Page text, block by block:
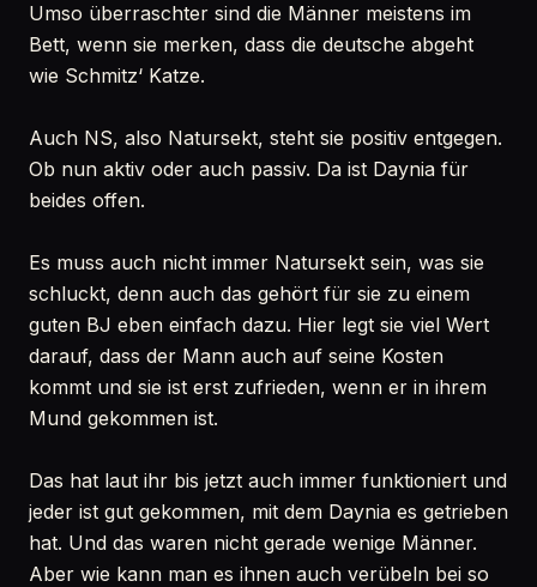
Umso überraschter sind die Männer meistens im
Bett, wenn sie merken, dass die deutsche abgeht
wie Schmitz‘ Katze.
Auch NS, also Natursekt, steht sie positiv entgegen.
Ob nun aktiv oder auch passiv. Da ist Daynia für
beides offen.
Es muss auch nicht immer Natursekt sein, was sie
schluckt, denn auch das gehört für sie zu einem
guten BJ eben einfach dazu. Hier legt sie viel Wert
darauf, dass der Mann auch auf seine Kosten
kommt und sie ist erst zufrieden, wenn er in ihrem
Mund gekommen ist.
Das hat laut ihr bis jetzt auch immer funktioniert und
jeder ist gut gekommen, mit dem Daynia es getrieben
hat. Und das waren nicht gerade wenige Männer.
Aber wie kann man es ihnen auch verübeln bei so